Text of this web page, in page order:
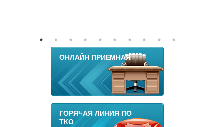
ОНЛАЙН ПРИЕМНАЯ
ГОРЯЧАЯ ЛИНИЯ ПО
ТКО